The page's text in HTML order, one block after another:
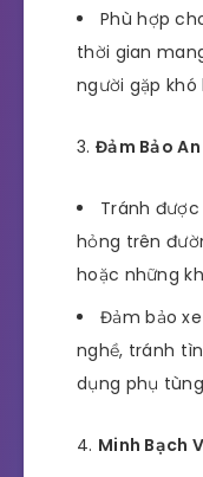
Phù hợp
thời gian
người gặp
Đảm Bảo
Tránh
hỏng trên
hoặc những
Đảm bảo
nghề, tránh
dụng phụ
Minh Bạch